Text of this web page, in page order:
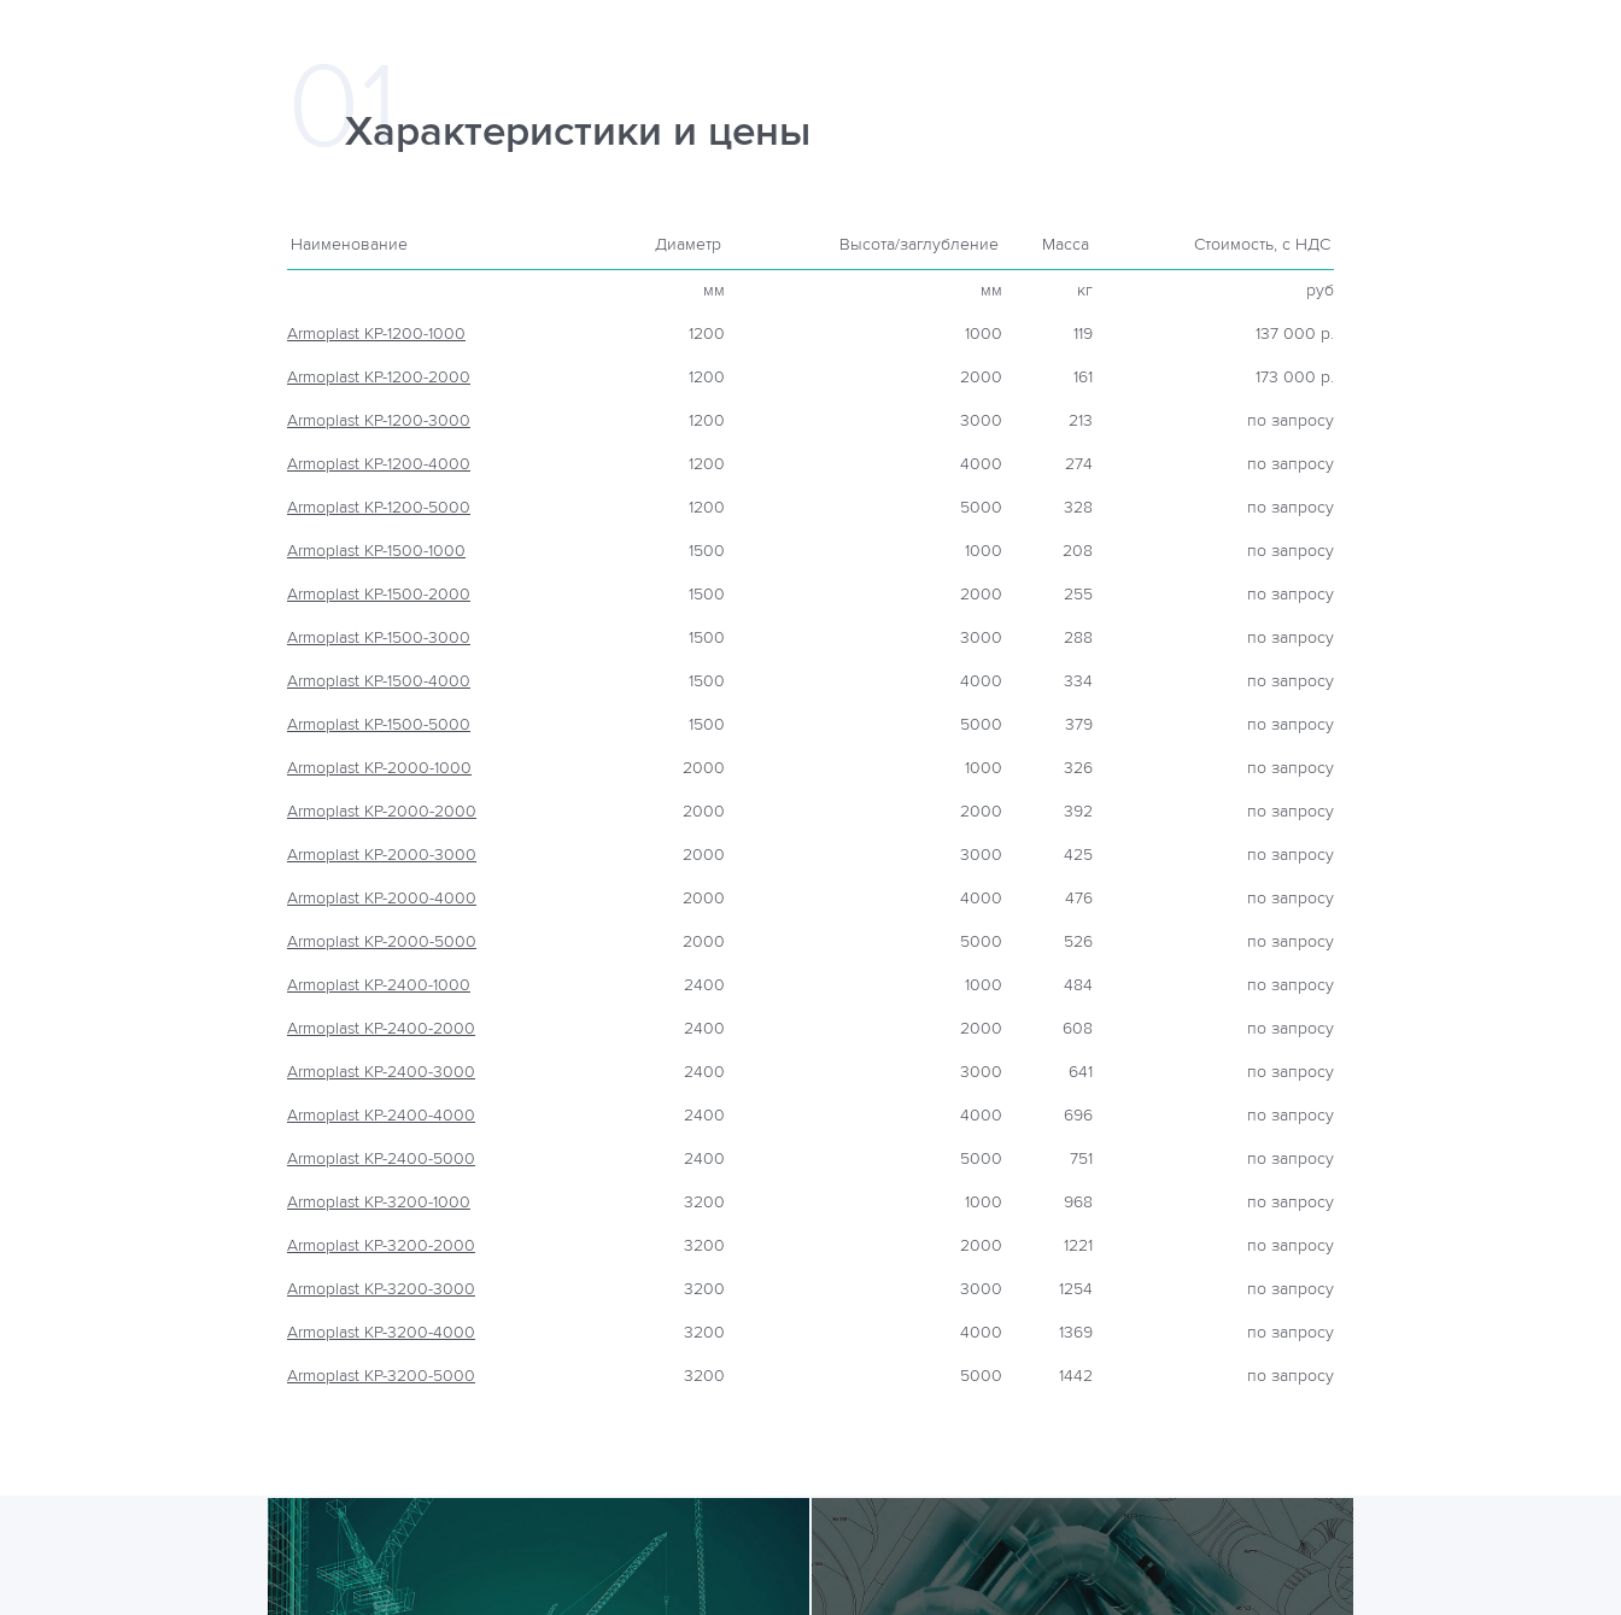
Характеристики и цены
Наименование Диаметр Высота/заглубление Масса Стоимость, с НДС
мм мм кг руб
Armoplast КР-1200-1000 1200 1000 119 137 000 р.
Armoplast КР-1200-2000 1200 2000 161 173 000 р.
Armoplast КР-1200-3000 1200 3000 213 по запросу
Armoplast КР-1200-4000 1200 4000 274 по запросу
Armoplast КР-1200-5000 1200 5000 328 по запросу
Armoplast КР-1500-1000 1500 1000 208 по запросу
Armoplast КР-1500-2000 1500 2000 255 по запросу
Armoplast КР-1500-3000 1500 3000 288 по запросу
Armoplast КР-1500-4000 1500 4000 334 по запросу
Armoplast КР-1500-5000 1500 5000 379 по запросу
Armoplast КР-2000-1000 2000 1000 326 по запросу
Armoplast КР-2000-2000 2000 2000 392 по запросу
Armoplast КР-2000-3000 2000 3000 425 по запросу
Armoplast КР-2000-4000 2000 4000 476 по запросу
Armoplast КР-2000-5000 2000 5000 526 по запросу
Armoplast КР-2400-1000 2400 1000 484 по запросу
Armoplast КР-2400-2000 2400 2000 608 по запросу
Armoplast КР-2400-3000 2400 3000 641 по запросу
Armoplast КР-2400-4000 2400 4000 696 по запросу
Armoplast КР-2400-5000 2400 5000 751 по запросу
Armoplast КР-3200-1000 3200 1000 968 по запросу
Armoplast КР-3200-2000 3200 2000 1221 по запросу
Armoplast КР-3200-3000 3200 3000 1254 по запросу
Armoplast КР-3200-4000 3200 4000 1369 по запросу
Armoplast КР-3200-5000 3200 5000 1442 по запросу